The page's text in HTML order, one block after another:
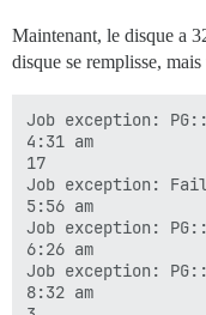
Maintenant, le disque a
disque se remplisse,
Job exception:
4:31 am
17
Job exception:
5:56 am
Job exception:
6:26 am
Job exception:
8:32 am